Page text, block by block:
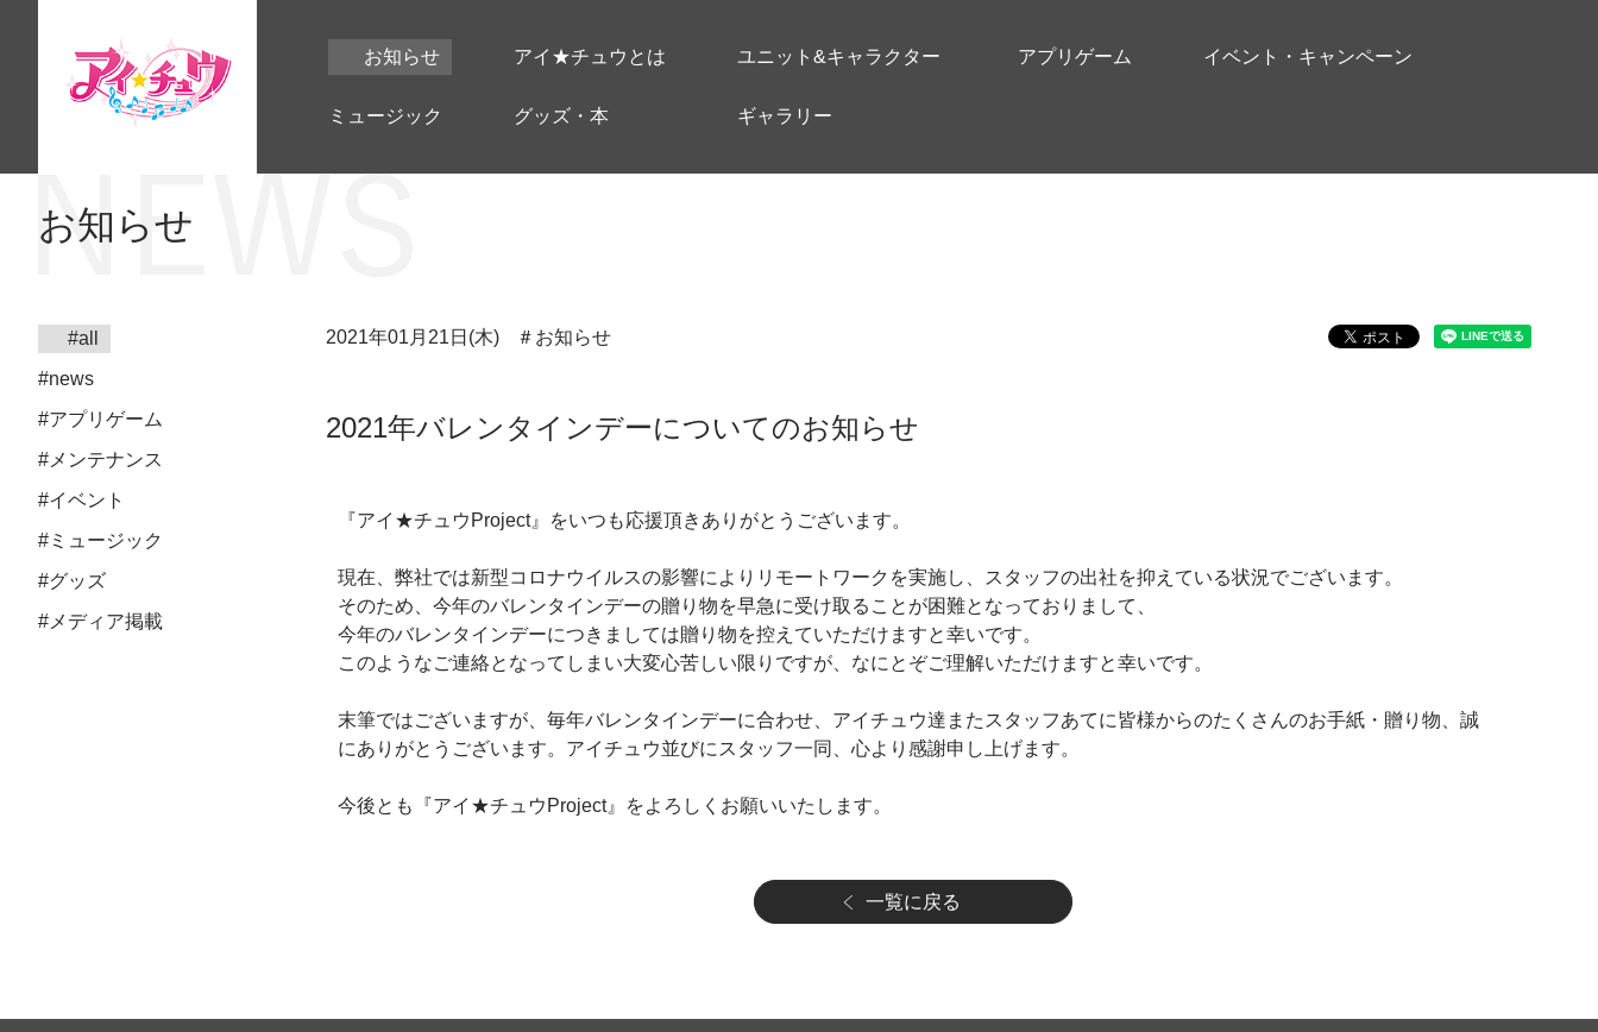
お知らせ アイ★チュウとは ユニット&キャラクター アプリゲーム イベント・キャンペーン
ミュージック グッズ・本 ギャラリー
お知らせ
#all
#news
#アプリゲーム
#メンテナンス
#イベント
#ミュージック
#グッズ
#メディア掲載
2021年01月21日(木) ＃お知らせ
2021年バレンタインデーについてのお知らせ
『アイ★チュウProject』をいつも応援頂きありがとうございます。
現在、弊社では新型コロナウイルスの影響によりリモートワークを実施し、スタッフの出社を抑えている状況でございます。
そのため、今年のバレンタインデーの贈り物を早急に受け取ることが困難となっておりまして、
今年のバレンタインデーにつきましては贈り物を控えていただけますと幸いです。
このようなご連絡となってしまい大変心苦しい限りですが、なにとぞご理解いただけますと幸いです。
末筆ではございますが、毎年バレンタインデーに合わせ、アイチュウ達またスタッフあてに皆様からのたくさんのお手紙・贈り物、誠
にありがとうございます。アイチュウ並びにスタッフ一同、心より感謝申し上げます。
今後とも『アイ★チュウProject』をよろしくお願いいたします。
一覧に戻る